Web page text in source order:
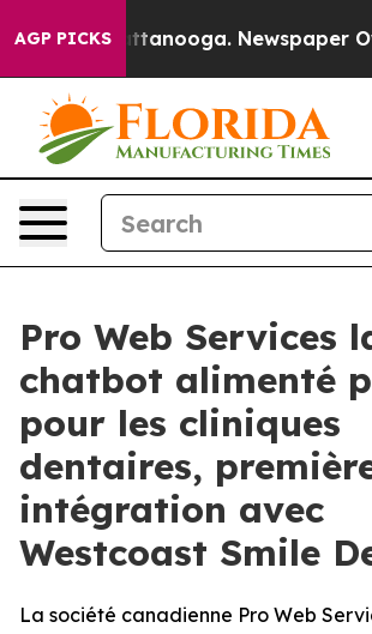
AGP PICKS
in Chattanooga. Newspaper
Pro Web Services
chatbot alimenté
pour les cliniques
dentaires,
intégration avec
Westcoast Smile
La société canadienne Pro Web